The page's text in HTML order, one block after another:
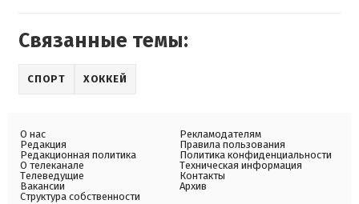
Связанные темы:
СПОРТ ХОККЕЙ
О нас
Редакция
Редакционная политика
О телеканале
Телеведущие
Вакансии
Структура собственности
Рекламодателям
Правила пользования
Политика конфиденциальности
Техническая информация
Контакты
Архив